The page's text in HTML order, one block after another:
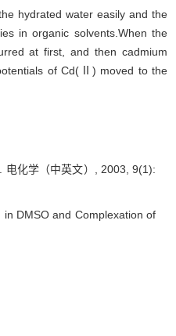
hydrated water easily and the
in organic solvents.When the
at first, and then cadmium
of Cd(Ⅱ) moved to the
化学（中英文）, 2003, 9(1):
DMSO and Complexation of